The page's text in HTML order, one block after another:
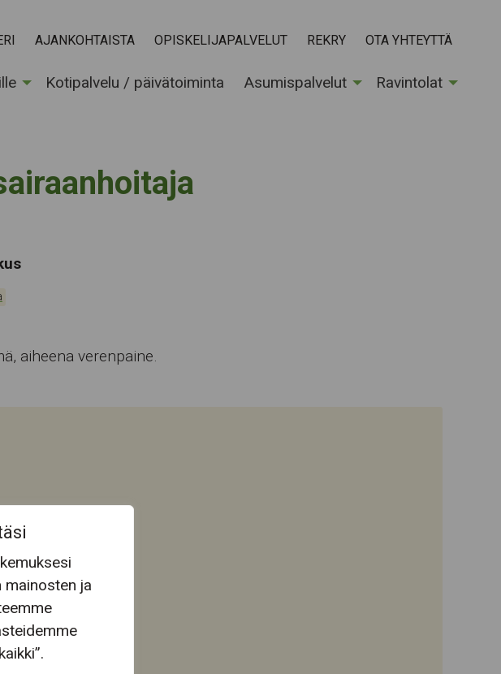
ja
AJANKOHTAISTA OPISKELIJAPALVELUT REKRY OTA YHTEYTTÄ
Kotipalvelu / päivätoiminta Asumispalvelut Ravintolat
aiheena verenpaine.